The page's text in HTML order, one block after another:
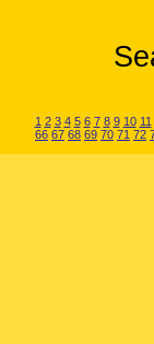
1 2 3 4 5 6 7 8 9 10 11
66 67 68 69 70 71 72